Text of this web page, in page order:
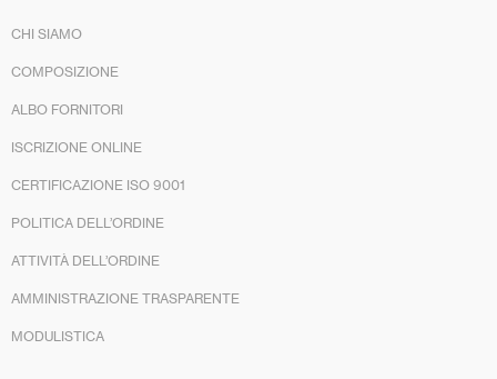
CHI SIAMO
COMPOSIZIONE
ALBO FORNITORI
ISCRIZIONE ONLINE
CERTIFICAZIONE ISO 9001
POLITICA DELL’ORDINE
ATTIVITÀ DELL’ORDINE
AMMINISTRAZIONE TRASPARENTE
MODULISTICA